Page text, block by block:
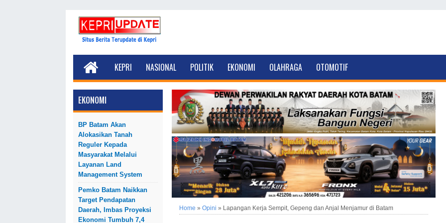
KEPRI NASIONAL POLITIK EKONOMI OLAHRAGA OTOMOTIF
EKONOMI
BP Batam Akan
Alokasikan Tanah
Reguler Kepada
Masyarakat Melalui
Layanan Land
Management System
Pemko Batam Naikkan
Target Pendapatan
Daerah, Imbas Proyeksi
Ekonomi Tumbuh 7,4
Home » Opini » Lapangan Kerja Sempit, Gepeng dan Anjal Menjamur di Batam